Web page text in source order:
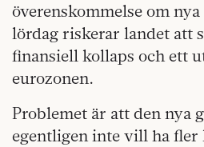
överenskommelse om
lördag riskerar landet att
finansiell kollaps och ett
eurozonen.
Problemet är att den nya
egentligen inte vill ha fler